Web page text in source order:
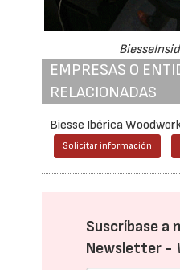
EMPRESAS O
RELACIONADAS
Biesse Ibérica
Solicitar información
Suscríbase a
Newsletter -